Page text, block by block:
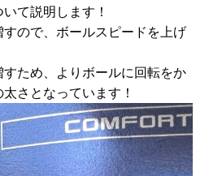
て説明します！
ので、ボールスピードを上げ
ため、よりボールに回転をか
さとなっています！